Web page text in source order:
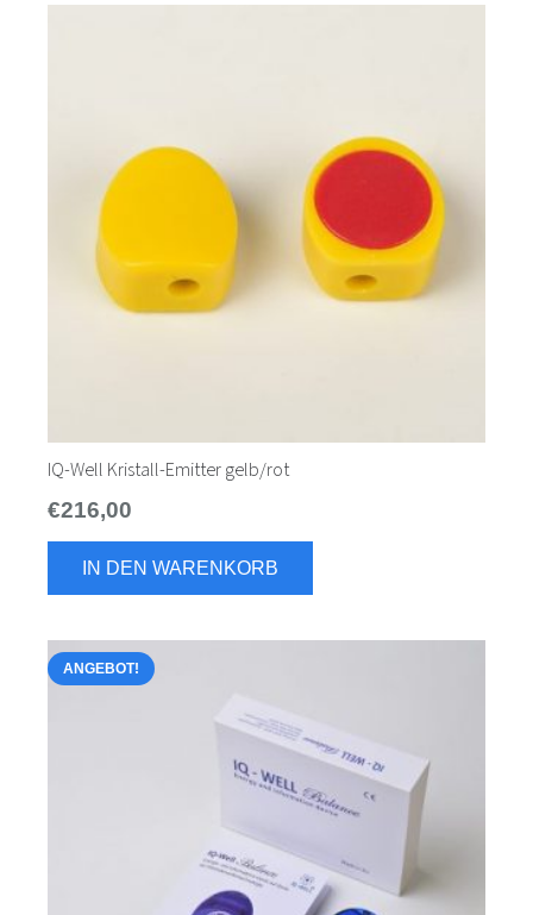
IQ-Well Kristall-Emitter gelb/rot
€216,00
IN DEN WARENKORB
ANGEBOT!